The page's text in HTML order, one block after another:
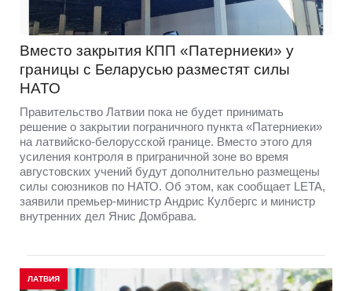
Вместо закрытия КПП «Патерниеки» у
границы с Беларусью разместят силы
НАТО
Правительство Латвии пока не будет принимать
решение о закрытии пограничного пункта «Патерниеки»
на латвийско-белорусской границе. Вместо этого для
усиления контроля в приграничной зоне во время
августовских учений будут дополнительно размещены
силы союзников по НАТО. Об этом, как сообщает LETA,
заявили премьер-министр Андрис Кулбергс и министр
внутренних дел Янис Домбрава.
ЛАТВИЯ